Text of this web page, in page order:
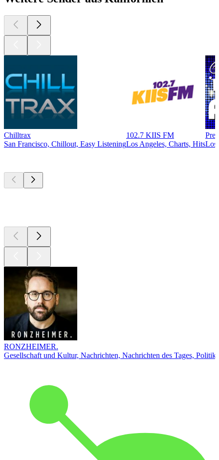
Chilltrax
San Francisco, Chillout, Easy Listening
102.7 KIIS FM
Los Angeles, Charts, HitsLos
RONZHEIMER.
Gesellschaft und Kultur, Nachrichten, Nachrichten des Tages, Politik